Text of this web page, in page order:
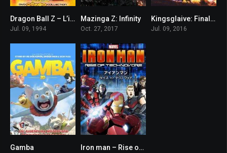
6.1Dragon Ball Z – L’irriducibile bio-combattente
Jul. 09, 1994
6.0
Mazinga Z: Infinity
Oct. 27, 2017
6.8Kingsglaive: Final Fantasy XV
Jul. 09, 2016
Gamba 5.3Iron man – Rise of technovore